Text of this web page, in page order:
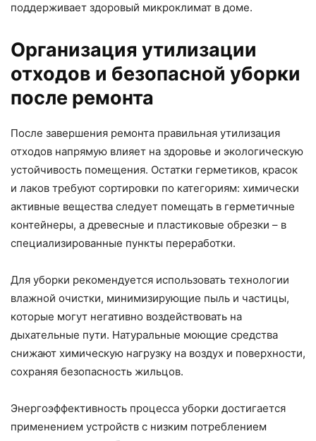
поддерживает здоровый микроклимат в доме.
Организация утилизации
отходов и безопасной уборки
после ремонта
После завершения ремонта правильная утилизация
отходов напрямую влияет на здоровье и экологическую
устойчивость помещения. Остатки герметиков, красок
и лаков требуют сортировки по категориям: химически
активные вещества следует помещать в герметичные
контейнеры, а древесные и пластиковые обрезки – в
специализированные пункты переработки.
Для уборки рекомендуется использовать технологии
влажной очистки, минимизирующие пыль и частицы,
которые могут негативно воздействовать на
дыхательные пути. Натуральные моющие средства
снижают химическую нагрузку на воздух и поверхности,
сохраняя безопасность жильцов.
Энергоэффективность процесса уборки достигается
применением устройств с низким потреблением